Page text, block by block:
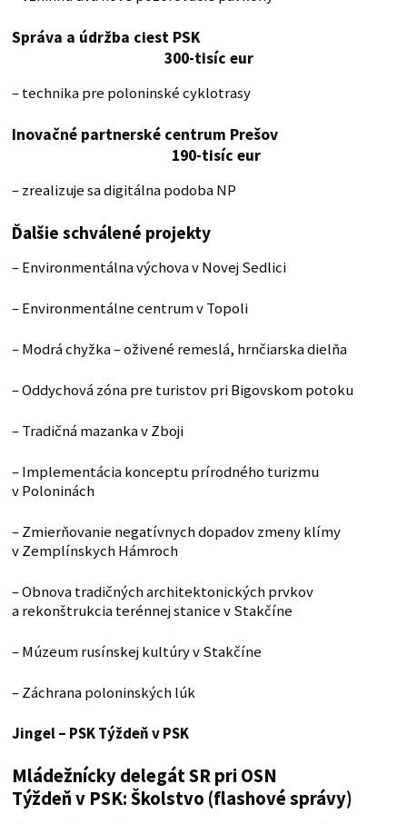
Správa a údržba ciest PSK
300-tisíc eur
– technika pre poloninské cyklotrasy
Inovačné partnerské centrum Prešov
190-tisíc eur
– zrealizuje sa digitálna podoba NP
Ďalšie schválené projekty
– Environmentálna výchova v Novej Sedlici
– Environmentálne centrum v Topoli
– Modrá chyžka – oživené remeslá, hrnčiarska dielňa
– Oddychová zóna pre turistov pri Bigovskom potoku
– Tradičná mazanka v Zboji
– Implementácia konceptu prírodného turizmu
v Poloninách
– Zmierňovanie negatívnych dopadov zmeny klímy
v Zemplínskych Hámroch
– Obnova tradičných architektonických prvkov
a rekonštrukcia terénnej stanice v Stakčíne
– Múzeum rusínskej kultúry v Stakčíne
– Záchrana poloninských lúk
Jingel – PSK Týždeň v PSK
Mládežnícky delegát SR pri OSN
Týždeň v PSK: Školstvo (flashové správy)